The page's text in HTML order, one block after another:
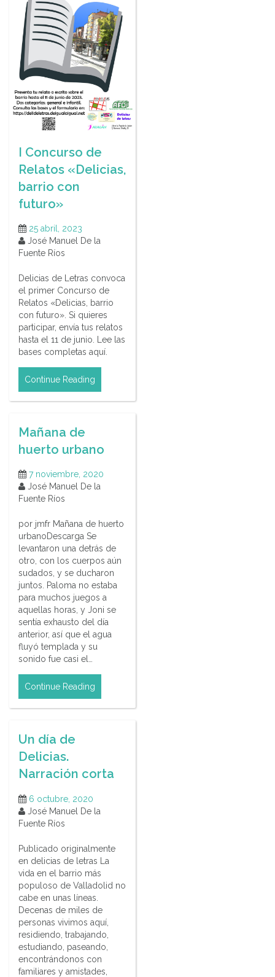
I Concurso de
Relatos «Delicias,
barrio con
futuro»
25 abril, 2023
José Manuel De la
Fuente Ríos
Delicias de Letras convoca
el primer Concurso de
Relatos «Delicias, barrio
con futuro». Si quieres
participar, envía tus relatos
hasta el 11 de junio. Lee las
bases completas aquí.
Continue Reading
Mañana de
huerto urbano
7 noviembre, 2020
José Manuel De la
Fuente Ríos
por jmfr Mañana de huerto
urbanoDescarga Se
levantaron una detrás de
otro, con los cuerpos aún
sudados, y se ducharon
juntos. Paloma no estaba
para muchos juegos a
aquellas horas, y Joni se
sentía exhausto del día
anterior, así que el agua
fluyó templada y su
sonido fue casi el…
Continue Reading
Un día de
Delicias.
Narración corta
6 octubre, 2020
José Manuel De la
Fuente Ríos
Publicado originalmente
en delicias de letras La
vida en el barrio más
populoso de Valladolid no
cabe en unas líneas.
Decenas de miles de
personas vivimos aquí,
residiendo, trabajando,
estudiando, paseando,
encontrándonos con
familiares y amistades,